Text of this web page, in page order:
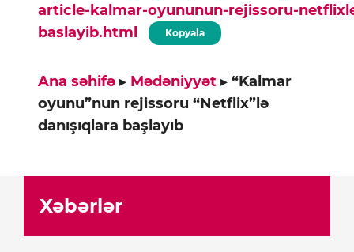
article-kalmar-oyununun-rejissoru-
baslayib.html
Kopyala
Ana səhifə ▸ Mədəniyyət ▸ “Kalmar
oyunu”nun rejissoru “Netflix”lə
danışıqlara başlayıb
Xəbərlər